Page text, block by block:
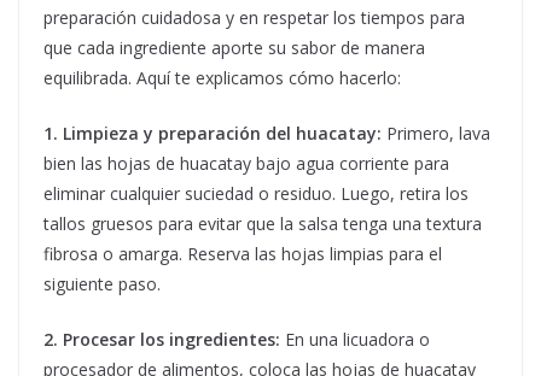
preparación cuidadosa y en respetar los tiempos para
que cada ingrediente aporte su sabor de manera
equilibrada. Aquí te explicamos cómo hacerlo:
1. Limpieza y preparación del huacatay: Primero, lava
bien las hojas de huacatay bajo agua corriente para
eliminar cualquier suciedad o residuo. Luego, retira los
tallos gruesos para evitar que la salsa tenga una textura
fibrosa o amarga. Reserva las hojas limpias para el
siguiente paso.
2. Procesar los ingredientes: En una licuadora o
procesador de alimentos, coloca las hojas de huacatay